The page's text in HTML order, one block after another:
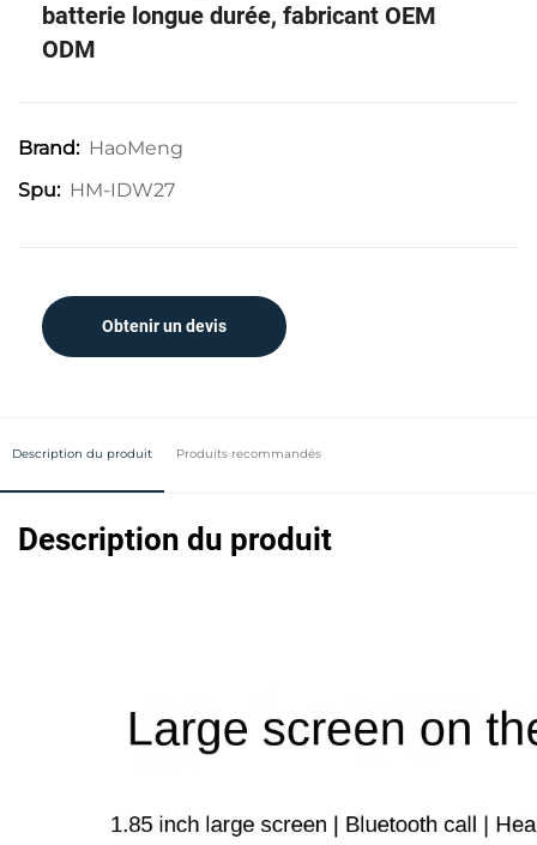
batterie longue durée, fabricant OEM
ODM
Brand: HaoMeng
Spu: HM-IDW27
Obtenir un devis
Description du produit Produits recommandés
Description du produit